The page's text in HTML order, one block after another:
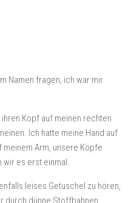
Namen fragen, ich war mir
Kopf auf meinen rechten
Ich hatte meine Hand auf
Arm, unsere Köpfe
es erst einmal.
leises Getuschel zu hören,
durch dünne Stoffbahnen